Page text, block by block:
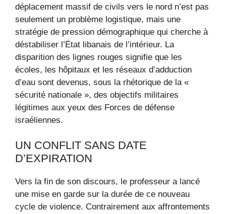
déplacement massif de civils vers le nord n’est pas
seulement un problème logistique, mais une
stratégie de pression démographique qui cherche à
déstabiliser l’État libanais de l’intérieur. La
disparition des lignes rouges signifie que les
écoles, les hôpitaux et les réseaux d’adduction
d’eau sont devenus, sous la rhétorique de la «
sécurité nationale », des objectifs militaires
légitimes aux yeux des Forces de défense
israéliennes.
UN CONFLIT SANS DATE
D’EXPIRATION
Vers la fin de son discours, le professeur a lancé
une mise en garde sur la durée de ce nouveau
cycle de violence. Contrairement aux affrontements